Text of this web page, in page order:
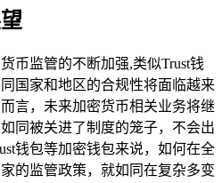
币监管的不断加强,类似Trust钱
国家和地区的合规性将面临越来
言，未来加密货币相关业务将继
同被关进了制度的笼子，不会出
钱包等加密钱包来说，如何在全
的监管政策，就如同在复杂多变